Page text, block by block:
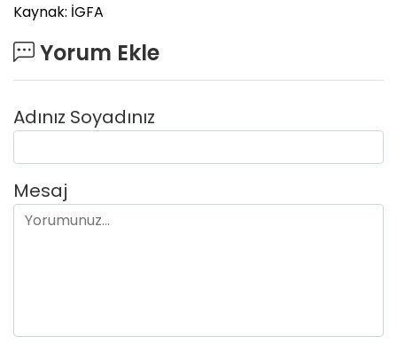
Kaynak: İGFA
Yorum Ekle
Adınız Soyadınız
Mesaj